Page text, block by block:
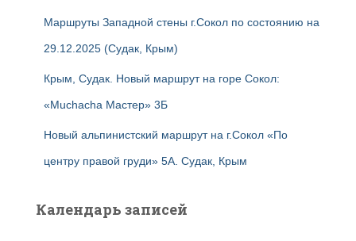
Маршруты Западной стены г.Сокол по состоянию на
29.12.2025 (Судак, Крым)
Крым, Судак. Новый маршрут на горе Сокол:
«Muchacha Мастер» 3Б
Новый альпинистский маршрут на г.Сокол «По
центру правой груди» 5А. Судак, Крым
Календарь записей